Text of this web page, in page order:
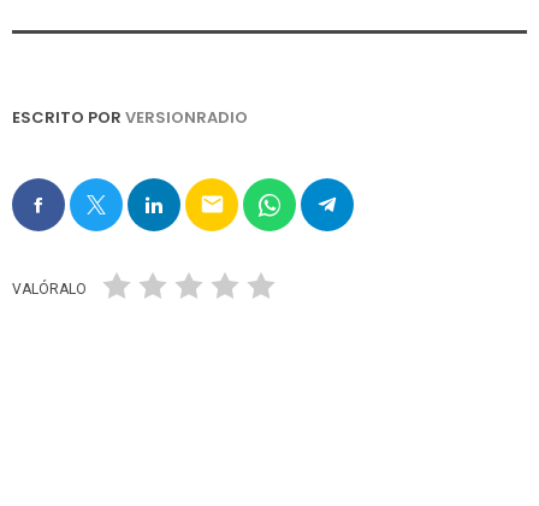
ESCRITO POR VERSIONRADIO
email
VALÓRALO